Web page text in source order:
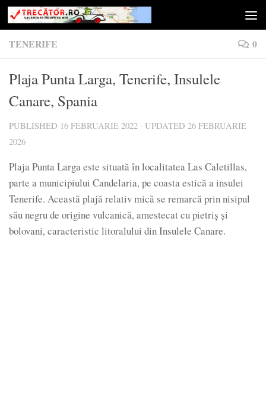
Skip to content
TENERIFE 0
Plaja Punta Larga, Tenerife, Insulele
Canare, Spania
PUBLISHED 16 FEBRUARIE 2022 · UPDATED 26 FEBRUARIE
2026
Plaja Punta Larga este situată în localitatea Las Caletillas,
parte a municipiului Candelaria, pe coasta estică a insulei
Tenerife. Această plajă relativ mică se remarcă prin nisipul
său negru de origine vulcanică, amestecat cu pietriș și
bolovani, caracteristic litoralului din Insulele Canare.